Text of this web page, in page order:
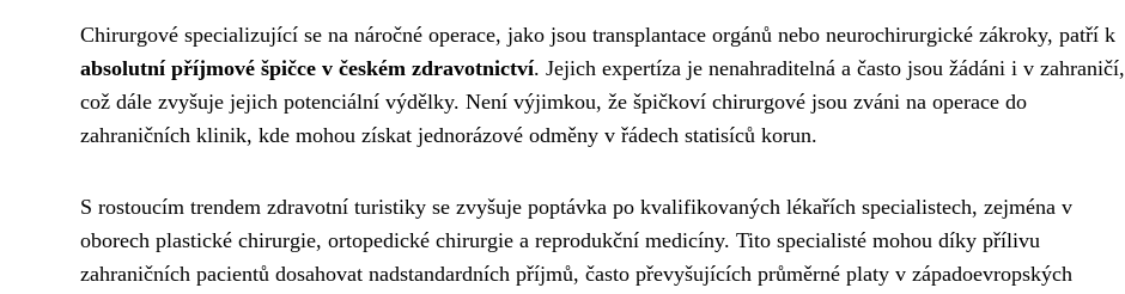
Chirurgové specializující se na náročné operace, jako jsou transplantace orgánů nebo neurochirurgické zákroky, patří k
absolutní příjmové špičce v českém zdravotnictví. Jejich expertíza je nenahraditelná a často jsou žádáni i v zahraničí,
což dále zvyšuje jejich potenciální výdělky. Není výjimkou, že špičkoví chirurgové jsou zváni na operace do
zahraničních klinik, kde mohou získat jednorázové odměny v řádech statisíců korun.
S rostoucím trendem zdravotní turistiky se zvyšuje poptávka po kvalifikovaných lékařích specialistech, zejména v
oborech plastické chirurgie, ortopedické chirurgie a reprodukční medicíny. Tito specialisté mohou díky přílivu
zahraničních pacientů dosahovat nadstandardních příjmů, často převyšujících průměrné platy v západoevropských